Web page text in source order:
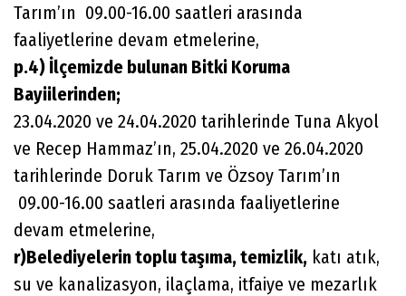
Tarım’ın 09.00-16.00 saatleri arasında
faaliyetlerine devam etmelerine,
p.4) İlçemizde bulunan Bitki Koruma
Bayiilerinden;
23.04.2020 ve 24.04.2020 tarihlerinde Tuna Akyol
ve Recep Hammaz’ın, 25.04.2020 ve 26.04.2020
tarihlerinde Doruk Tarım ve Özsoy Tarım’ın
09.00-16.00 saatleri arasında faaliyetlerine
devam etmelerine,
r)Belediyelerin toplu taşıma, temizlik, katı atık,
su ve kanalizasyon, ilaçlama, itfaiye ve mezarlık